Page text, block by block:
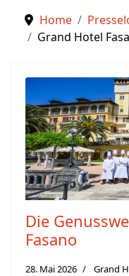
Home
Grand Hotel
Die
Fasano
28. Mai 2026 Grand